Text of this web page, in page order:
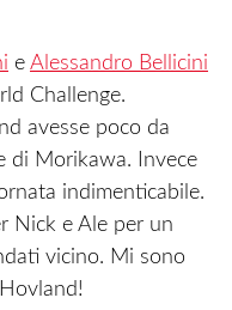
e Alessandro Bellicini
Challenge.
avesse poco da
di Morikawa. Invece
indimenticabile.
Nick e Ale per un
vicino. Mi sono